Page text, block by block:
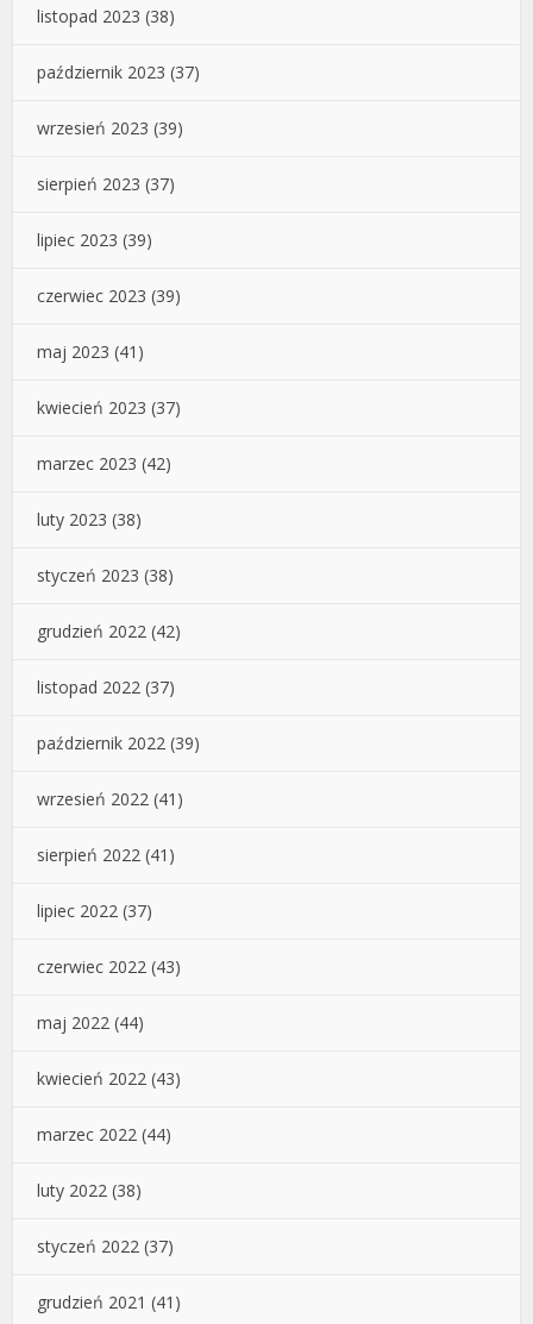
listopad 2023 (38)
październik 2023 (37)
wrzesień 2023 (39)
sierpień 2023 (37)
lipiec 2023 (39)
czerwiec 2023 (39)
maj 2023 (41)
kwiecień 2023 (37)
marzec 2023 (42)
luty 2023 (38)
styczeń 2023 (38)
grudzień 2022 (42)
listopad 2022 (37)
październik 2022 (39)
wrzesień 2022 (41)
sierpień 2022 (41)
lipiec 2022 (37)
czerwiec 2022 (43)
maj 2022 (44)
kwiecień 2022 (43)
marzec 2022 (44)
luty 2022 (38)
styczeń 2022 (37)
grudzień 2021 (41)